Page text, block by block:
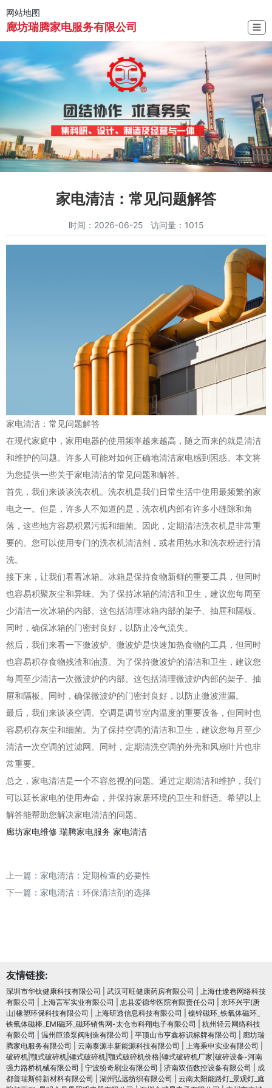
网站地图
廊坊瑞腾家电服务有限公司 ☰
家电清洁：常见问题解答
时间：2026-06-25 访问量：1015
家电清洁：常见问题解答
在现代家庭中，家用电器的使用频率越来越高，随之而来的就是清洁
和维护的问题。许多人可能对如何正确地清洁家电感到困惑。本文将
为您提供一些关于家电清洁的常见问题和解答。
首先，我们来谈谈洗衣机。洗衣机是我们日常生活中使用最频繁的家
电之一。但是，许多人不知道的是，洗衣机内部有许多小缝隙和角
落，这些地方容易积累污垢和细菌。因此，定期清洁洗衣机是非常重
要的。您可以使用专门的洗衣机清洁剂，或者用热水和洗衣粉进行清
洗。
接下来，让我们看看冰箱。冰箱是保持食物新鲜的重要工具，但同时
也容易积聚灰尘和异味。为了保持冰箱的清洁和卫生，建议您每周至
少清洁一次冰箱的内部。这包括清理冰箱内部的架子、抽屉和隔板。
同时，确保冰箱的门密封良好，以防止冷气流失。
然后，我们来看一下微波炉。微波炉是快速加热食物的工具，但同时
也容易积存食物残渣和油渍。为了保持微波炉的清洁和卫生，建议您
每周至少清洁一次微波炉的内部。这包括清理微波炉内部的架子、抽
屉和隔板。同时，确保微波炉的门密封良好，以防止微波泄漏。
最后，我们来谈谈空调。空调是调节室内温度的重要设备，但同时也
容易积存灰尘和细菌。为了保持空调的清洁和卫生，建议您每月至少
清洁一次空调的过滤网。同时，定期清洗空调的外壳和风扇叶片也非
常重要。
总之，家电清洁是一个不容忽视的问题。通过定期清洁和维护，我们
可以延长家电的使用寿命，并保持家居环境的卫生和舒适。希望以上
解答能帮助您解决家电清洁的问题。
廊坊家电维修 瑞腾家电服务 家电清洁
上一篇： 家电清洁：定期检查的必要性
下一篇： 家电清洁：环保清洁剂的选择
友情链接:
深圳市华钛健康科技有限公司 武汉可旺健康药房有限公司
上海仕逢巷网络科技
有限公司
上海言军实业有限公司 忠县爱德华医院有限责任公司
京环兴宇(唐
山)橡塑环保科技有限公司
上海研透信息科技有限公司
镍锌磁环_铁氧体磁环_
铁氧体磁棒_EMI磁环_磁环销售网-太仓市科翔电子有限公司
杭州轻云网络科技
有限公司
温州巨浪泵阀制造有限公司 平顶山市亨鑫标识标牌有限公司
廊坊瑞
腾家电服务有限公司
云南泰源丰新能源科技有限公司 上海乘申实业有限公司
破碎机|颚式破碎机|锤式破碎机|颚式破碎机价格|锤式破碎机厂家|破碎设备-河南
强力路桥机械有限公司
宁波纷奇刷业有限公司 济南双佰数控设备有限公司
成
都普瑞斯特新材料有限公司
湖州弘远纺织有限公司
云南太阳能路灯_景观灯_庭